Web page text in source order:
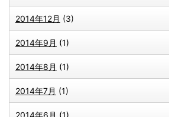
2014年12月 (3)
2014年9月 (1)
2014年8月 (1)
2014年7月 (1)
2014年6月 (1)